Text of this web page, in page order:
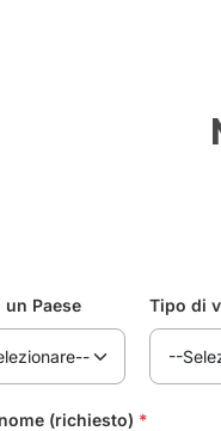
un Paese Tipo di
(richiesto) *